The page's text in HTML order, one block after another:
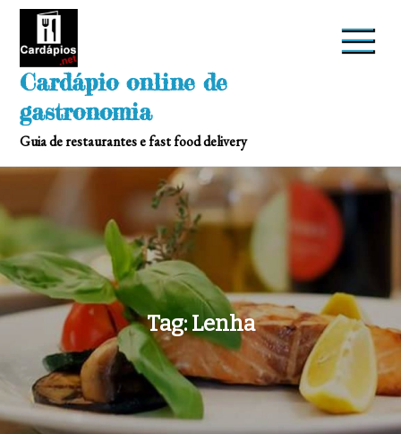
Skip
Cardápio online de
gastronomia
Guia de restaurantes e fast food delivery
Tag: Lenha